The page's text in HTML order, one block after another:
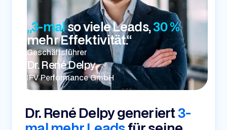
Dr. René Delpy generiert3-
„3-malso viele Leads,30 %
mehr Effektivität.“
Geschäftsführer
Dr. René Delpy
IFV Performance GmbH